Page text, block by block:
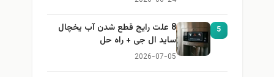
5
8 علت رایج قطع شدن آب یخچال
ساید ال جی + راه حل
2026-07-05